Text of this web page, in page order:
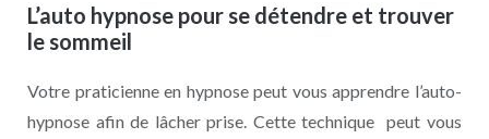
L’auto hypnose pour se détendre et trouver
le sommeil
Votre praticienne en hypnose peut vous apprendre l’auto-
hypnose afin de lâcher prise. Cette technique peut vous